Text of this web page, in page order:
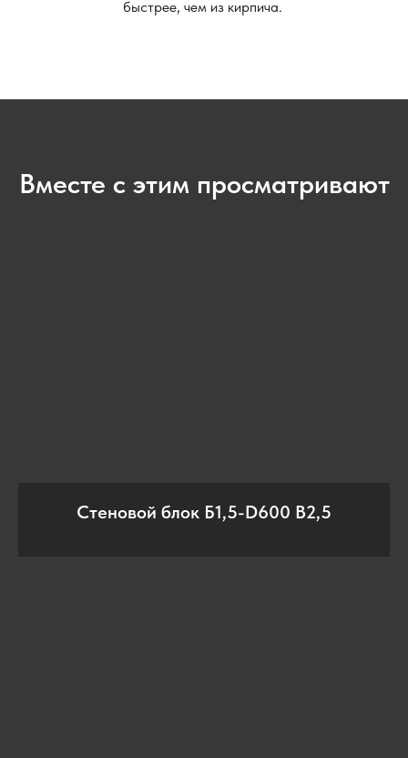
быстрее, чем из кирпича.
Вместе с этим просматривают
Стеновой блок Б1,5-D600 В2,5